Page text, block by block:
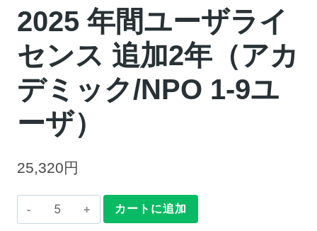
2025 年間ユーザライ
センス 追加2年（アカ
デミック/NPO 1-9ユ
ーザ）
25,320円
Claris
FileMaker
カートに追加